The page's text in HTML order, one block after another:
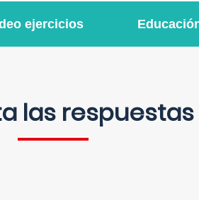
ejercicios
las respuestas